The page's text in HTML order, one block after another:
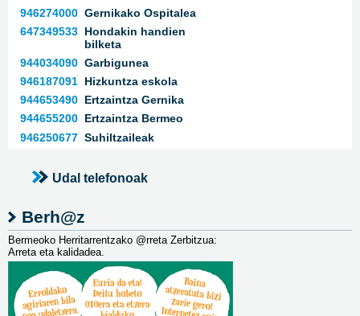
946274000 Gernikako Ospitalea
647349533 Hondakin handien
bilketa
944034090 Garbigunea
946187091 Hizkuntza eskola
944653490 Ertzaintza Gernika
944655200 Ertzaintza Bermeo
946250677 Suhiltzaileak
Udal telefonoak
Berh@z
Bermeoko Herritarrentzako @rreta Zerbitzua:
Arreta eta kalidadea.